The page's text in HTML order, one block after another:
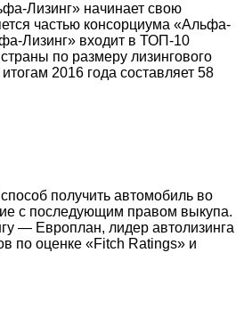
Лизинг» начинает свою
частью консорциума «Альфа-
Лизинг» входит в ТОП-10
по размеру лизингового
2016 года составляет 58
получить автомобиль во
с последующим правом выкупа.
— Европлан, лидер автолизинга
по оценке «Fitch Ratings» и